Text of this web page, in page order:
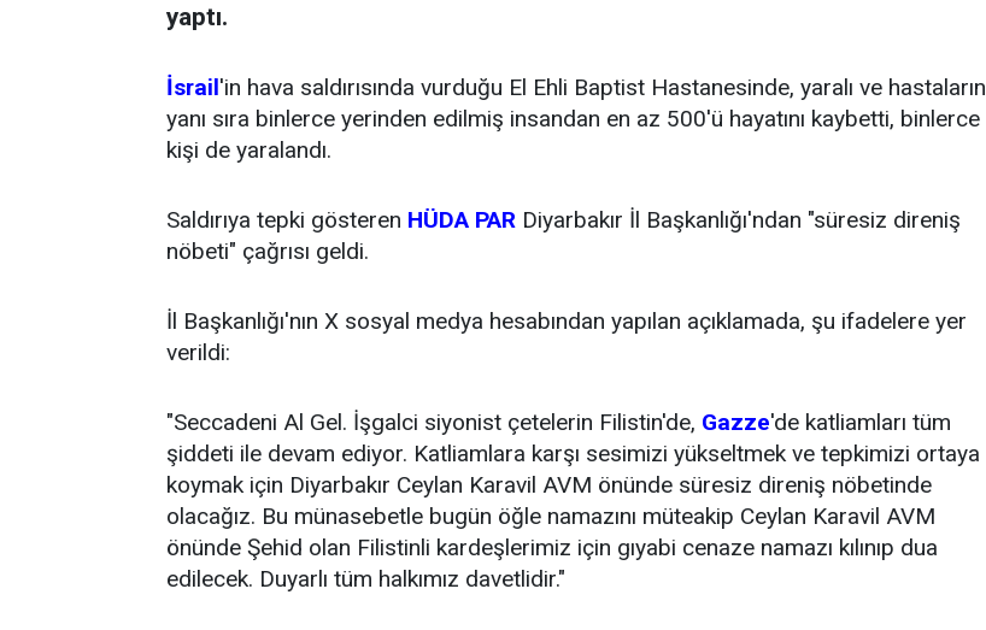
yaptı.
İsrail'in hava saldırısında vurduğu El Ehli Baptist Hastanesinde, yaralı ve hastaların
yanı sıra binlerce yerinden edilmiş insandan en az 500'ü hayatını kaybetti, binlerce
kişi de yaralandı.
Saldırıya tepki gösteren HÜDA PAR Diyarbakır İl Başkanlığı'ndan "süresiz direniş
nöbeti" çağrısı geldi.
İl Başkanlığı'nın X sosyal medya hesabından yapılan açıklamada, şu ifadelere yer
verildi:
"Seccadeni Al Gel. İşgalci siyonist çetelerin Filistin'de, Gazze'de katliamları tüm
şiddeti ile devam ediyor. Katliamlara karşı sesimizi yükseltmek ve tepkimizi ortaya
koymak için Diyarbakır Ceylan Karavil AVM önünde süresiz direniş nöbetinde
olacağız. Bu münasebetle bugün öğle namazını müteakip Ceylan Karavil AVM
önünde Şehid olan Filistinli kardeşlerimiz için gıyabi cenaze namazı kılınıp dua
edilecek. Duyarlı tüm halkımız davetlidir."